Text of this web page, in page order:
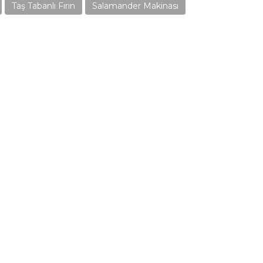
Taş Tabanlı Fırın Salamander Makinası